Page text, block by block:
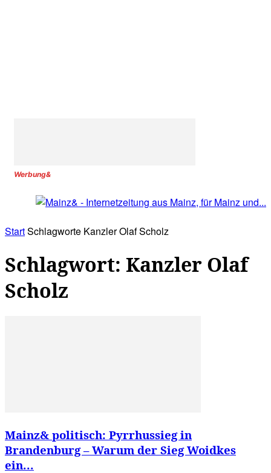
Werbung&
StartSchlagworte Kanzler Olaf Scholz
Schlagwort: Kanzler Olaf
Scholz
Mainz& politisch: Pyrrhussieg in
Brandenburg – Warum der Sieg Woidkes
ein...